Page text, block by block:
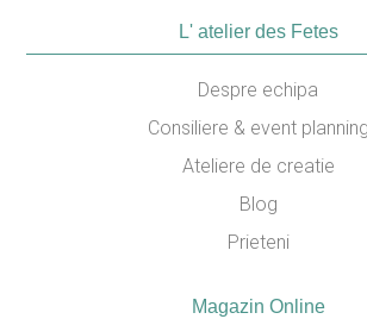
L' atelier des Fetes
Despre echipa
Consiliere & event planning
Ateliere de creatie
Blog
Prieteni
Magazin Online